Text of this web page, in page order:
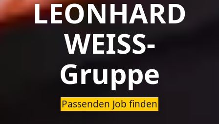
LEONHARD
WEISS-
Gruppe
Passenden Job finden